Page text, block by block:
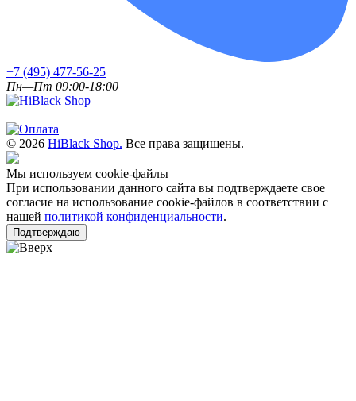
+7 (495) 477-56-25
Пн—Пт 09:00-18:00
© 2026 HiBlack Shop. Все права защищены.
Мы используем cookie-файлы
При использовании данного сайта вы подтверждаете свое
согласие на использование cookie-файлов в соответствии с
нашей политикой конфиденциальности.
Подтверждаю